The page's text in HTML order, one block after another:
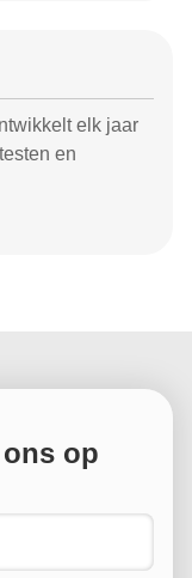
elk jaar
en
op